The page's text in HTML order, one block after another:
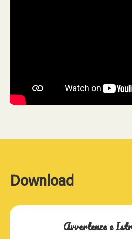
Download
Avvertenze e